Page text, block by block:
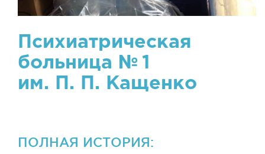
Психиатрическая
больница № 1
им.
П. П. Кащенко
ПОЛНАЯ ИСТОРИЯ: